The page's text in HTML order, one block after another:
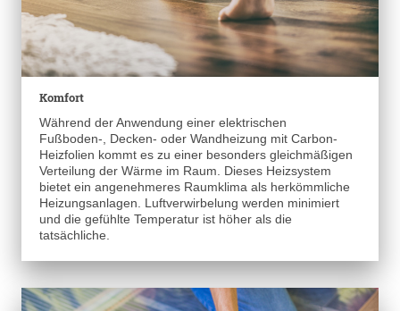
Komfort
Während der Anwendung einer elektrischen
Fußboden-, Decken- oder Wandheizung mit Carbon-
Heizfolien kommt es zu einer besonders gleichmäßigen
Verteilung der Wärme im Raum. Dieses Heizsystem
bietet ein angenehmeres Raumklima als herkömmliche
Heizungsanlagen. Luftverwirbelung werden minimiert
und die gefühlte Temperatur ist höher als die
tatsächliche.